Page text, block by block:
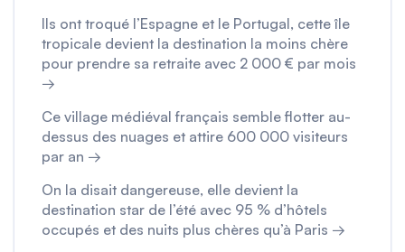
Ils ont troqué l’Espagne et le Portugal, cette île
tropicale devient la destination la moins chère
pour prendre sa retraite avec 2 000 € par mois
→
Ce village médiéval français semble flotter au-
dessus des nuages et attire 600 000 visiteurs
par an →
On la disait dangereuse, elle devient la
destination star de l’été avec 95 % d’hôtels
occupés et des nuits plus chères qu’à Paris →